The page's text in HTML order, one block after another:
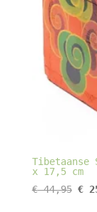
Tibetaanse
x 17,5 cm
€44,95 €